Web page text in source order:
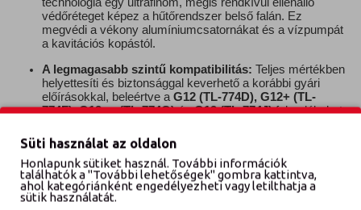
védőréteget képez a hűtőrendszer belső falán. Ez
megvédi a vékony alumíniumcsatornákat és a vízpumpát
a kavitációs kopástól.
A legmagasabb szintű kompatibilitás: Teljes mértékben
helyettesíti és biztonsággal keverhető a korábbi gyári
előírásokkal, beleértve a G12 (TL-774D), G12+ (TL-
774F), G12++ (TL-774G)ésG13 (TL-774J)folyadékokat
Műszaki adatok és gyári
jóváhagyások:
Süti használat az oldalon
Honlapunk sütiket használ. További információk
találhatók a "További lehetőségek" gombra kattintva,
ahol kategóriánként engedélyezheti vagy letilthatja a
sütik használatát.